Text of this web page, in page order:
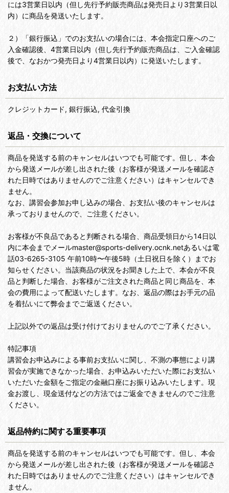
には3営業日以内（但し先行予約販売商品は発売日より3営業日以
内）に商品を発送いたします。
２）「銀行振込」でのお支払いの場合には、本会指定口座へのご
入金確認後、4営業日以内（但し先行予約販売商品は、ご入金確認
後で、なおかつ発売日より4営業日以内）に発送いたします。
お支払い方法
クレジットカード, 銀行振込, 代金引換
返品・交換について
商品を発送する前のキャンセルはいつでも可能です。但し、本会
から発送メールが差し出された後（お客様が発送メールを確認さ
れた日時ではありませんのでご注意ください）はキャンセルでき
ません。
なお、講習会参加お申し込みの場合、お支払い後のキャンセルは
承っておりませんので、ご注意ください。
お客様が不良品であると判断される場合、商品受領日から14日以
内に本会までメールmaster@sports-delivery.ocnk.netあるいは電
話03-6265-3105 午前10時〜午後5時（土日祝日を除く）までお
知らせください。当該商品の状況をお聞きした上で、本会が不良
品と判断した場合、お客様がご注文された商品と同じ商品を、本
会の費用によって配送いたします。なお、返品の際はお手元の品
を着払いにて弊会までご返送ください。
上記以外での返品は受け付けておりませんのでご了承ください。
特記事項
講習会お申込みによる事前お支払いに関し、不測の事態により講
習会が実施できなかった場合、お申込みいただいた際にお支払い
いただいた金額をご指定の金融口座にお振り込みいたします。現
金お渡し、現金送付などの方法ではご返金できませんのでご注意
ください。
返品特約に関する重要事項
商品を発送する前のキャンセルはいつでも可能です。但し、本会
から発送メールが差し出された後（お客様が発送メールを確認さ
れた日時ではありませんのでご注意ください）はキャンセルでき
ません。